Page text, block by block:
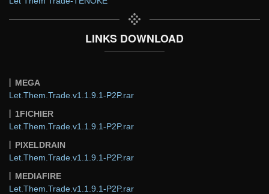
LINKS DOWNLOAD
MEGA
Let.Them.Trade.v1.1.9.1-P2P.rar
1FICHIER
Let.Them.Trade.v1.1.9.1-P2P.rar
PIXELDRAIN
Let.Them.Trade.v1.1.9.1-P2P.rar
MEDIAFIRE
Let.Them.Trade.v1.1.9.1-P2P.rar